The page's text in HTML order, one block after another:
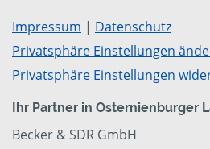
Impressum | Datenschutz
Privatsphäre Einstellungen
Privatsphäre Einstellungen
Ihr Partner in Osternienburger
Becker & SDR GmbH